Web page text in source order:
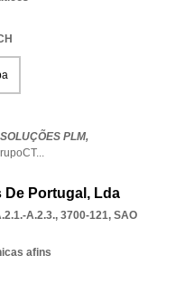
PLM,
...
De Portugal, Lda
A.2.3., 3700-121, SAO
afins